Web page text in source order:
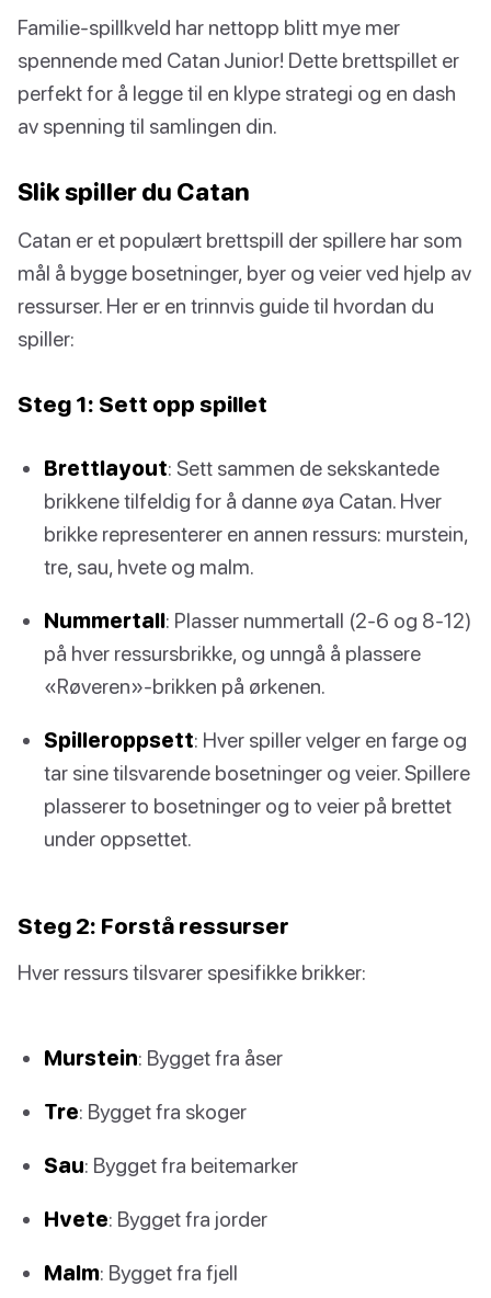
Familie-spillkveld har nettopp blitt mye mer
spennende med Catan Junior! Dette brettspillet er
perfekt for å legge til en klype strategi og en dash
av spenning til samlingen din.
Slik spiller du Catan
Catan er et populært brettspill der spillere har som
mål å bygge bosetninger, byer og veier ved hjelp av
ressurser. Her er en trinnvis guide til hvordan du
spiller:
Steg 1: Sett opp spillet
Brettlayout: Sett sammen de sekskantede
brikkene tilfeldig for å danne øya Catan. Hver
brikke representerer en annen ressurs: murstein,
tre, sau, hvete og malm.
Nummertall: Plasser nummertall (2-6 og 8-12)
på hver ressursbrikke, og unngå å plassere
«Røveren»-brikken på ørkenen.
Spilleroppsett: Hver spiller velger en farge og
tar sine tilsvarende bosetninger og veier. Spillere
plasserer to bosetninger og to veier på brettet
under oppsettet.
Steg 2: Forstå ressurser
Hver ressurs tilsvarer spesifikke brikker:
Murstein: Bygget fra åser
Tre: Bygget fra skoger
Sau: Bygget fra beitemarker
Hvete: Bygget fra jorder
Malm: Bygget fra fjell